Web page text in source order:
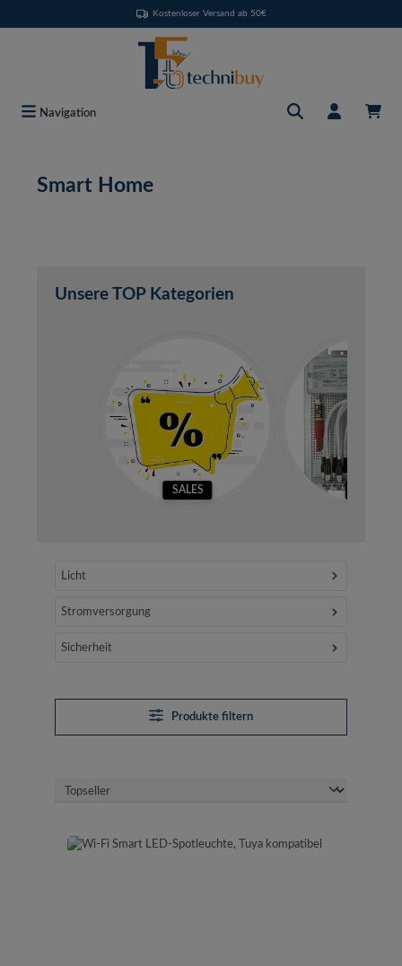
Kostenloser Versand ab 50€
Navigation
Smart Home
Unsere TOP Kategorien
SALES
Licht
Stromversorgung
Sicherheit
Produkte filtern